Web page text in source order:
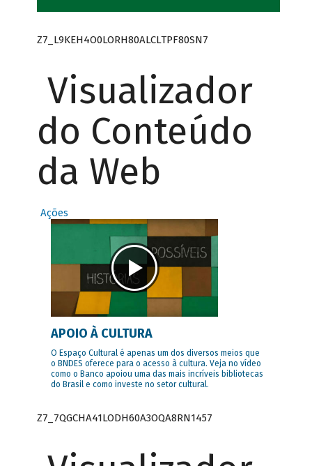
Z7_L9KEH4O0LORH80ALCLTPF80SN7
Visualizador
do Conteúdo
da Web
Ações
APOIO À CULTURA
O Espaço Cultural é apenas um dos diversos meios que
o BNDES oferece para o acesso à cultura. Veja no vídeo
como o Banco apoiou uma das mais incríveis bibliotecas
do Brasil e como investe no setor cultural.
Z7_7QGCHA41LODH60A3OQA8RN1457